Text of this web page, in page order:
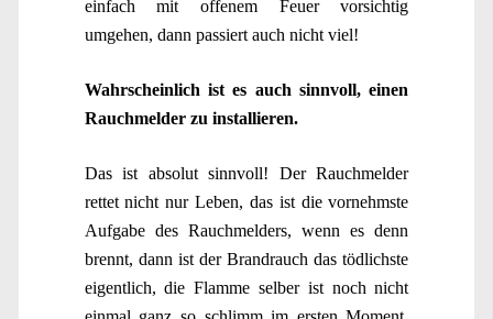
einfach mit offenem Feuer vorsichtig
umgehen, dann passiert auch nicht viel!
Wahrscheinlich ist es auch sinnvoll, einen
Rauchmelder zu installieren.
Das ist absolut sinnvoll! Der Rauchmelder
rettet nicht nur Leben, das ist die vornehmste
Aufgabe des Rauchmelders, wenn es denn
brennt, dann ist der Brandrauch das tödlichste
eigentlich, die Flamme selber ist noch nicht